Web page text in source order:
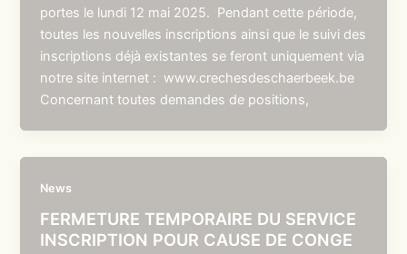
portes le lundi 12 mai 2025. Pendant cette période,
toutes les nouvelles inscriptions ainsi que le suivi des
inscriptions déjà existantes se feront uniquement via
notre site internet : www.crechesdeschaerbeek.be
Concernant toutes demandes de positions,
News
FERMETURE TEMPORAIRE DU SERVICE
INSCRIPTION POUR CAUSE DE CONGE